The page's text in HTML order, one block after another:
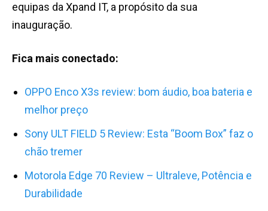
equipas da Xpand IT, a propósito da sua
inauguração.
Fica mais conectado:
OPPO Enco X3s review: bom áudio, boa bateria e
melhor preço
Sony ULT FIELD 5 Review: Esta “Boom Box” faz o
chão tremer
Motorola Edge 70 Review – Ultraleve, Potência e
Durabilidade